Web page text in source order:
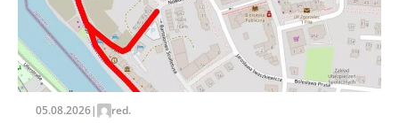
Zapamiętaj moje dane w tej przeglądarce podczas
pisania kolejnych komentarzy.
05.08.2026| red.